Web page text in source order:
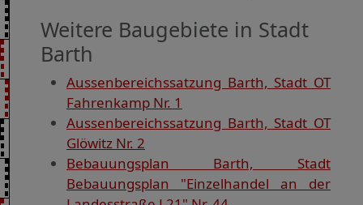
Weitere Baugebiete in Stadt
Barth
Aussenbereichssatzung Barth, Stadt OT
Fahrenkamp Nr. 1
Aussenbereichssatzung Barth, Stadt OT
Glöwitz Nr. 2
Bebauungsplan Barth, Stadt
Bebauungsplan "Einzelhandel an der